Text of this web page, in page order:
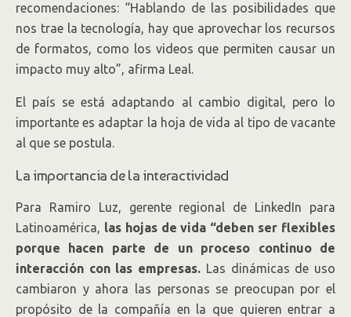
recomendaciones: “Hablando de las posibilidades que
nos trae la tecnología, hay que aprovechar los recursos
de formatos, como los videos que permiten causar un
impacto muy alto”, afirma Leal.
El país se está adaptando al cambio digital, pero lo
importante es adaptar la hoja de vida al tipo de vacante
al que se postula.
La importancia de la interactividad
Para Ramiro Luz, gerente regional de LinkedIn para
Latinoamérica, las hojas de vida “deben ser flexibles
porque hacen parte de un proceso continuo de
interacción con las empresas. Las dinámicas de uso
cambiaron y ahora las personas se preocupan por el
propósito de la compañía en la que quieren entrar a